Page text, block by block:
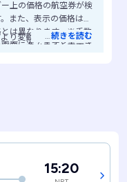
上の価格の航空券が検
また、表示の価格は航
とは異なります。※手数
面に進みますと表示さ
り変動します。
…続きを読む
15:20